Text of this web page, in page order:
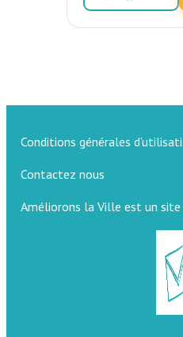
Conditions générales
Contactez nous
Améliorons la Ville est un site